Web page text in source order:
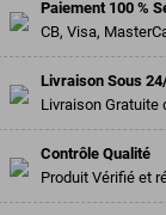
Paiement 100 %
CB, Visa,
Livraison Sous
Livraison Gratuite
Contrôle Qualité
Produit Vérifié et